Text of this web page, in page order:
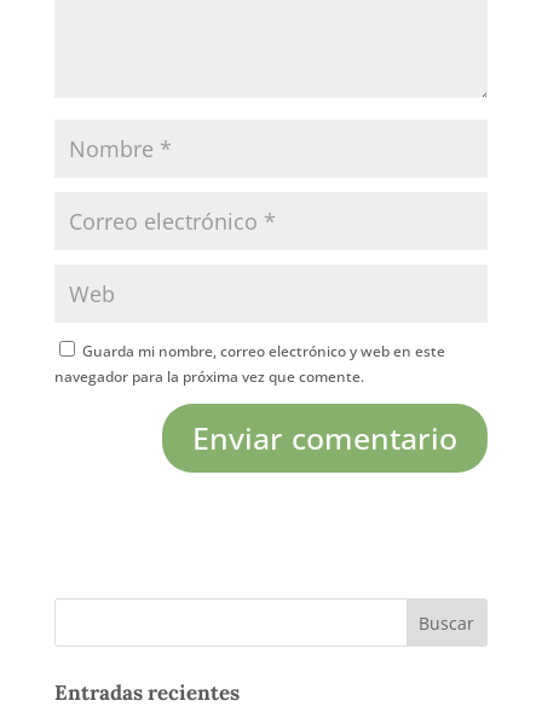
Guarda mi nombre, correo electrónico y web en este
navegador para la próxima vez que comente.
Entradas recientes